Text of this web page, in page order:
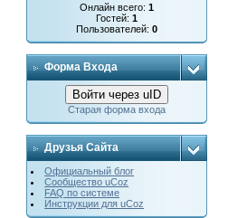
Онлайн всего:1
Гостей:1
Пользователей:0
Форма Входа
Войти через uID
Старая форма входа
Друзья Сайта
Официальный блог
Сообщество uCoz
FAQ по системе
Инструкции для uCoz